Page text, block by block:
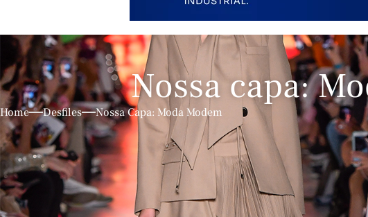
Nossa capa:
Home Desfiles Nossa Capa: Moda Modem